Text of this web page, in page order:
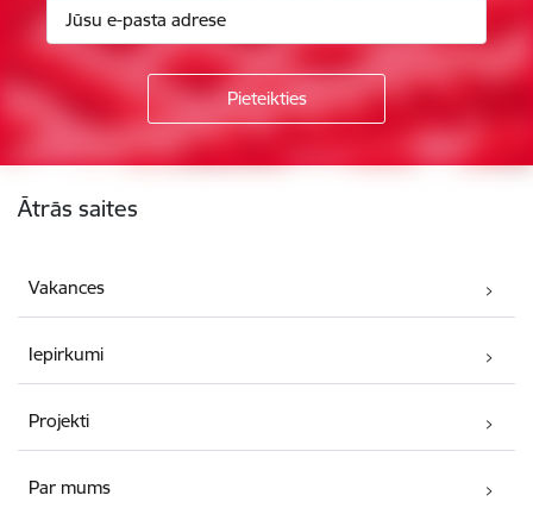
Ātrās saites
Vakances
Iepirkumi
Projekti
Par mums